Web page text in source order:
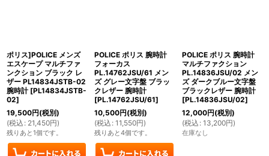
ポリス]POLICE メンズ
エスケープ マルチファ
ンクション ブラック レ
ザー PL14834JSTB-02
腕時計 [PL14834JSTB-
02]
19,500円(税別)
(税込 : 21,450円)
残りあと1個です。
POLICE ポリス 腕時計
フォーカス
PL.14762JSU/61 メン
ズ グレー文字盤 ブラッ
クレザー 腕時計
[PL.14762JSU/61]
10,500円(税別)
(税込 : 11,550円)
残りあと4個です。
POLICE ポリス 腕時計
マルチファクション
PL.14836JSU/02 メン
ズ ダークブルー文字盤
ブラックレザー 腕時計
[PL.14836JSU/02]
12,000円(税別)
(税込 : 13,200円)
在庫なし